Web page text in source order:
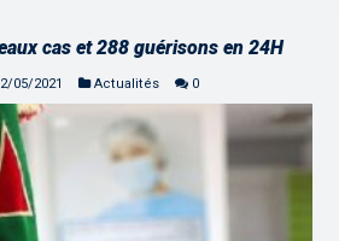
cas et 288 guérisons en 24H
05/2021 Actualités 0